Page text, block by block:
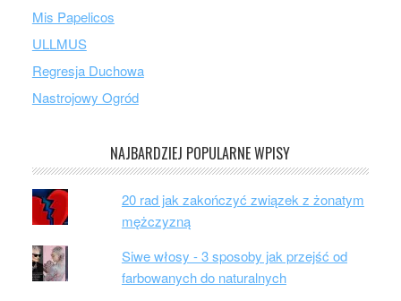
Mis Papelicos
ULLMUS
Regresja Duchowa
Nastrojowy Ogród
NAJBARDZIEJ POPULARNE WPISY
20 rad jak zakończyć związek z żonatym
mężczyzną
Siwe włosy - 3 sposoby jak przejść od
farbowanych do naturalnych